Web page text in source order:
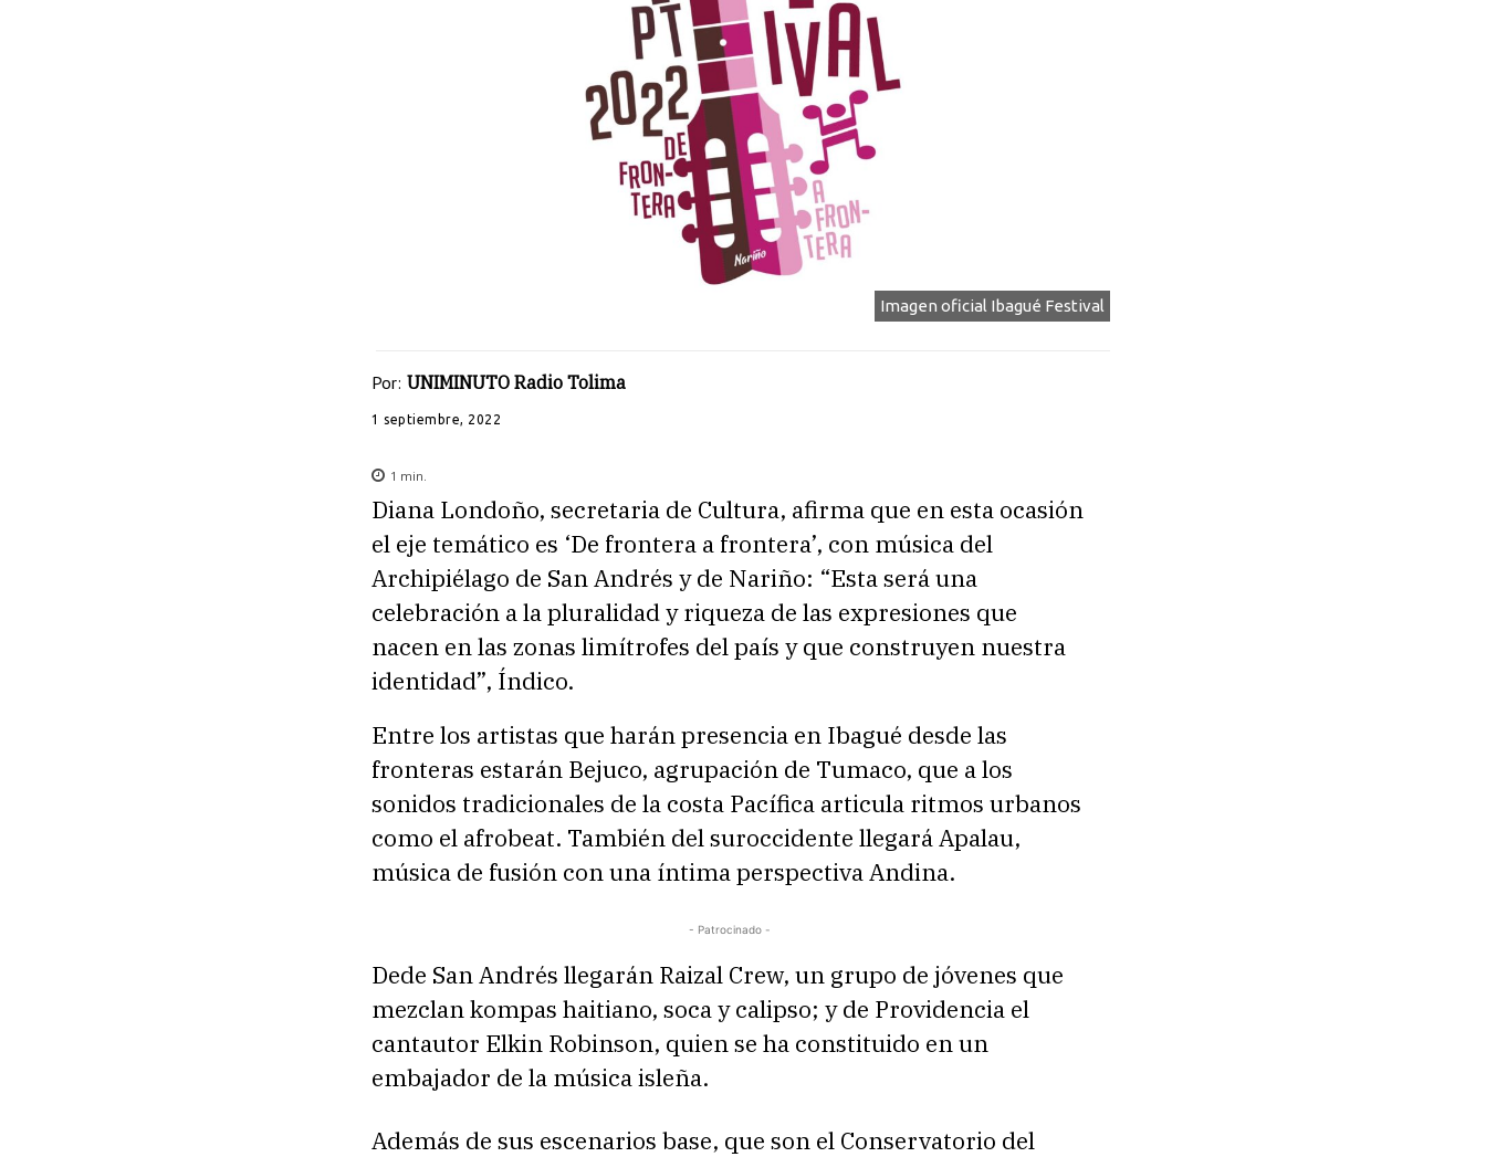
Imagen oficial Ibagué Festival
Por: UNIMINUTO Radio Tolima
1 septiembre, 2022
1 min.
Diana Londoño, secretaria de Cultura, afirma que en esta ocasión
el eje temático es ‘De frontera a frontera’, con música del
Archipiélago de San Andrés y de Nariño: “Esta será una
celebración a la pluralidad y riqueza de las expresiones que
nacen en las zonas limítrofes del país y que construyen nuestra
identidad”, Índico.
Entre los artistas que harán presencia en Ibagué desde las
fronteras estarán Bejuco, agrupación de Tumaco, que a los
sonidos tradicionales de la costa Pacífica articula ritmos urbanos
como el afrobeat. También del suroccidente llegará Apalau,
música de fusión con una íntima perspectiva Andina.
- Patrocinado -
Dede San Andrés llegarán Raizal Crew, un grupo de jóvenes que
mezclan kompas haitiano, soca y calipso; y de Providencia el
cantautor Elkin Robinson, quien se ha constituido en un
embajador de la música isleña.
Además de sus escenarios base, que son el Conservatorio del